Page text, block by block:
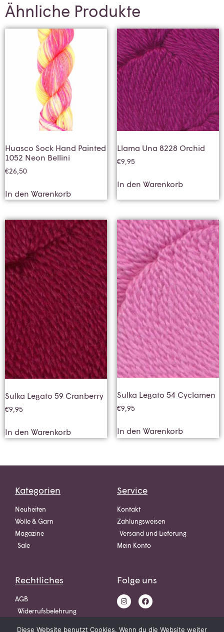
Ähnliche Produkte
Huasco Sock Hand Painted
1052 Neon Bellini
€26,50
In den Warenkorb
Llama Una 8228 Orchid
€9,95
In den Warenkorb
Sulka Legato 59 Cranberry
€9,95
In den Warenkorb
Sulka Legato 54 Cyclamen
€9,95
In den Warenkorb
Kategorien
Neuheiten
Wolle & Garn
Magazine
Sale
Service
Kontakt
Zahlungsweisen
Versand und Lieferung
Mein Konto
Rechtliches
AGB
Widerrufsbelehrung
Folge uns
Diese Website benutzt Cookies. Wenn du die Website weiter